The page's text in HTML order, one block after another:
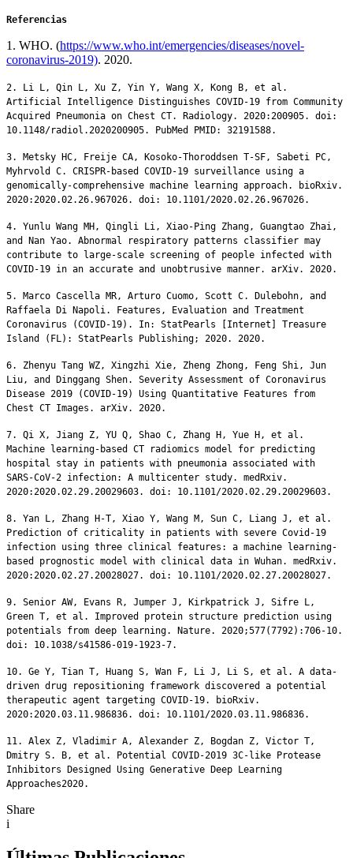
Referencias
1. WHO. (https://www.who.int/emergencies/diseases/novel-
coronavirus-2019). 2020.
2. Li L, Qin L, Xu Z, Yin Y, Wang X, Kong B, et al.
Artificial Intelligence Distinguishes COVID-19 from Community
Acquired Pneumonia on Chest CT. Radiology. 2020:200905. doi:
10.1148/radiol.2020200905. PubMed PMID: 32191588.
3. Metsky HC, Freije CA, Kosoko-Thoroddsen T-SF, Sabeti PC,
Myhrvold C. CRISPR-based COVID-19 surveillance using a
genomically-comprehensive machine learning approach. bioRxiv.
2020:2020.02.26.967026. doi: 10.1101/2020.02.26.967026.
4. Yunlu Wang MH, Qingli Li, Xiao-Ping Zhang, Guangtao Zhai,
and Nan Yao. Abnormal respiratory patterns classifier may
contribute to large-scale screening of people infected with
COVID-19 in an accurate and unobtrusive manner. arXiv. 2020.
5. Marco Cascella MR, Arturo Cuomo, Scott C. Dulebohn, and
Raffaela Di Napoli. Features, Evaluation and Treatment
Coronavirus (COVID-19). In: StatPearls [Internet] Treasure
Island (FL): StatPearls Publishing; 2020. 2020.
6. Zhenyu Tang WZ, Xingzhi Xie, Zheng Zhong, Feng Shi, Jun
Liu, and Dinggang Shen. Severity Assessment of Coronavirus
Disease 2019 (COVID-19) Using Quantitative Features from
Chest CT Images. arXiv. 2020.
7. Qi X, Jiang Z, YU Q, Shao C, Zhang H, Yue H, et al.
Machine learning-based CT radiomics model for predicting
hospital stay in patients with pneumonia associated with
SARS-CoV-2 infection: A multicenter study. medRxiv.
2020:2020.02.29.20029603. doi: 10.1101/2020.02.29.20029603.
8. Yan L, Zhang H-T, Xiao Y, Wang M, Sun C, Liang J, et al.
Prediction of criticality in patients with severe Covid-19
infection using three clinical features: a machine learning-
based prognostic model with clinical data in Wuhan. medRxiv.
2020:2020.02.27.20028027. doi: 10.1101/2020.02.27.20028027.
9. Senior AW, Evans R, Jumper J, Kirkpatrick J, Sifre L,
Green T, et al. Improved protein structure prediction using
potentials from deep learning. Nature. 2020;577(7792):706-10.
doi: 10.1038/s41586-019-1923-7.
10. Ge Y, Tian T, Huang S, Wan F, Li J, Li S, et al. A data-
driven drug repositioning framework discovered a potential
therapeutic agent targeting COVID-19. bioRxiv.
2020:2020.03.11.986836. doi: 10.1101/2020.03.11.986836.
11. Alex Z, Vladimir A, Alexander Z, Bogdan Z, Victor T,
Dmitry S. B, et al. Potential COVID-2019 3C-like Protease
Inhibitors Designed Using Generative Deep Learning
Approaches2020.
Share
i